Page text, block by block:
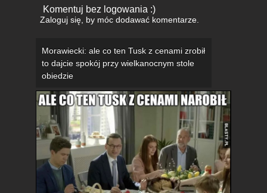
Komentuj bez logowania :)
Zaloguj się, by móc dodawać komentarze.
Morawiecki: ale co ten Tusk z cenami zrobił
to dajcie spokój przy wielkanocnym stole
obiedzie